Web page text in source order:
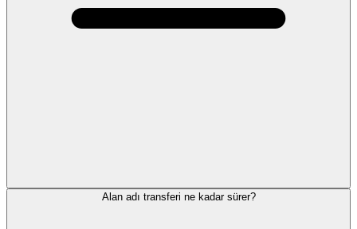
Alan adı transferi ne kadar sürer?